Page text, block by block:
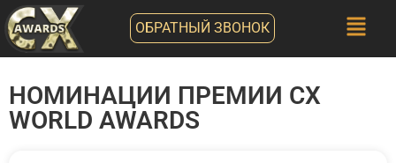
ОБРАТНЫЙ ЗВОНОК
НОМИНАЦИИ ПРЕМИИ CX
WORLD AWARDS